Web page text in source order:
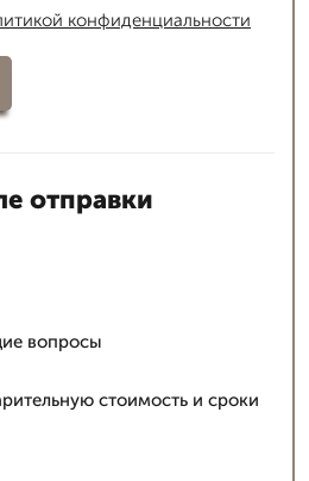
конфиденциальности
отправки
вопросы
стоимость и сроки